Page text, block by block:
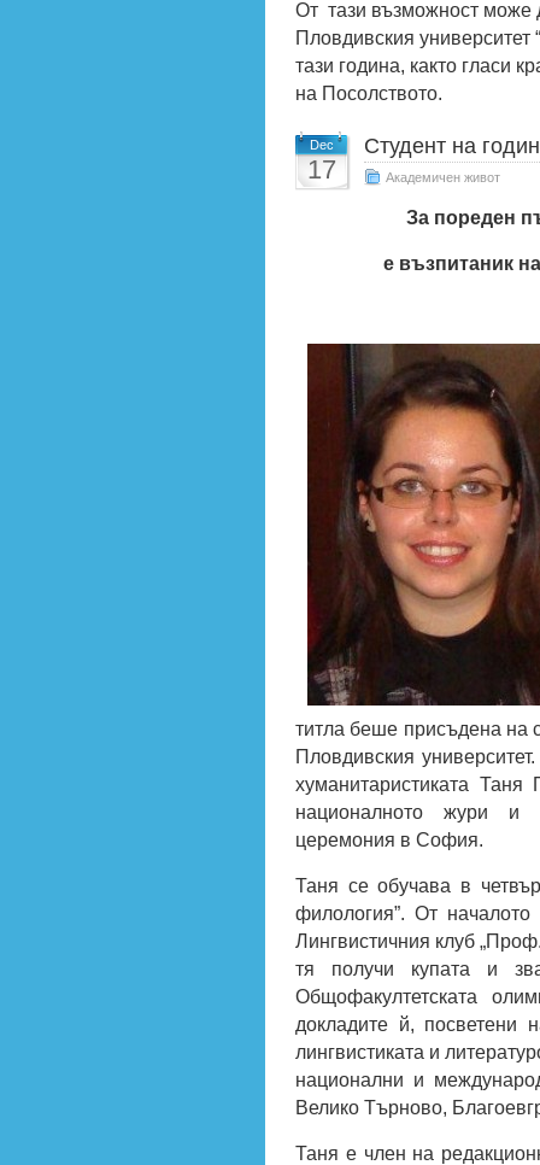
От тази възможност може
Пловдивския
тази година, както гласи
на Посолството.
Dec
17
Студент на
Академичен живот
За пореден
е възпитаник
титла беше присъдена на
Пловдивския
хуманитаристиката
националното жури и
церемония в София.
Таня се обучава в
филология”. От
Лингвистичния клуб
тя получи купата и
Общофакултетската
докладите й, посветени
лингвистиката и
национални и
Велико Търново,
Таня е член на